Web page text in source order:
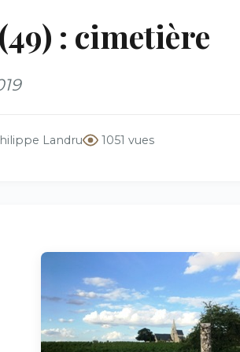
: cimetière
Landru 1051 vues